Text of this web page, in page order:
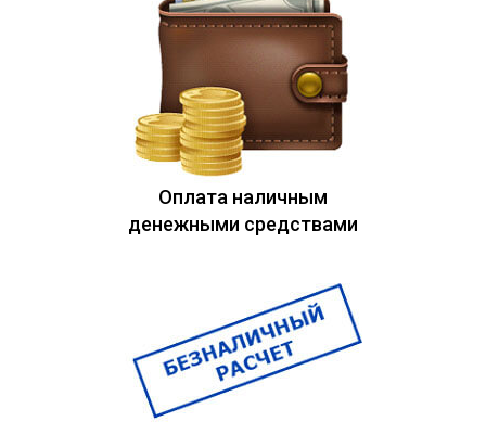
Оплата наличным
денежными средствами